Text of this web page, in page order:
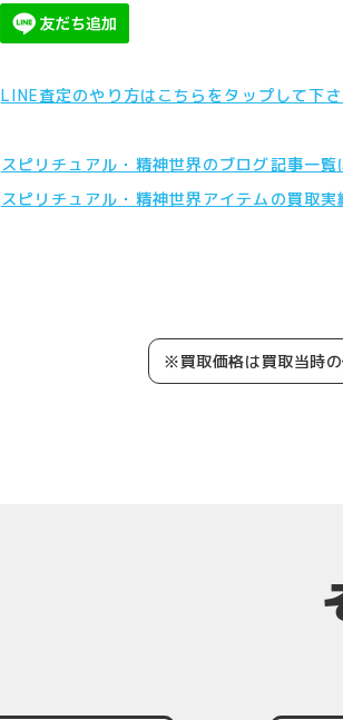
LINE査定のやり方はこちらをタップして下さ
スピリチュアル・精神世界のブログ記事一覧
スピリチュアル・精神世界アイテムの買取実
※買取価格は買取当時の